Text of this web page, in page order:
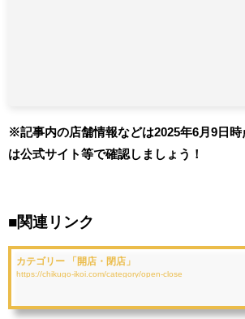
※記事内の店舗情報などは2025年6月9日時
は公式サイト等で確認しましょう！
■関連リンク
カテゴリー 「開店・閉店」
https://chikugo-ikoi.com/category/open-close